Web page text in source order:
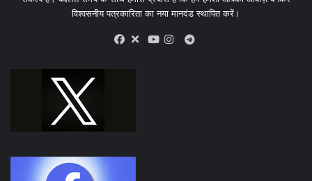
विश्वसनीय पत्रकारिता का नया मानदंड स्थापित करें।
X
Telegram